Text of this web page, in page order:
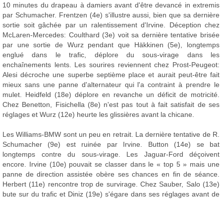
10 minutes du drapeau à damiers avant d'être devancé in extremis
par Schumacher. Frentzen (4e) s'illustre aussi, bien que sa dernière
sortie soit gâchée par un ralentissement d'Irvine. Déception chez
McLaren-Mercedes: Coulthard (3e) voit sa dernière tentative brisée
par une sortie de Wurz pendant que Häkkinen (5e), longtemps
englué dans le trafic, déplore du sous-virage dans les
enchaînements lents. Les sourires reviennent chez Prost-Peugeot:
Alesi décroche une superbe septième place et aurait peut-être fait
mieux sans une panne d'alternateur qui l'a contraint à prendre le
mulet. Heidfeld (18e) déplore en revanche un déficit de motricité.
Chez Benetton, Fisichella (8e) n'est pas tout à fait satisfait de ses
réglages et Wurz (12e) heurte les glissières avant la chicane.
Les Williams-BMW sont un peu en retrait. La dernière tentative de R.
Schumacher (9e) est ruinée par Irvine. Button (14e) se bat
longtemps contre du sous-virage. Les Jaguar-Ford déçoivent
encore. Irvine (10e) pouvait se classer dans le « top 5 » mais une
panne de direction assistée obère ses chances en fin de séance.
Herbert (11e) rencontre trop de survirage. Chez Sauber, Salo (13e)
bute sur du trafic et Diniz (19e) s'égare dans ses réglages avant de